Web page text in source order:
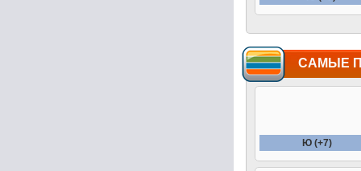
САМЫЕ
Ю (+7)